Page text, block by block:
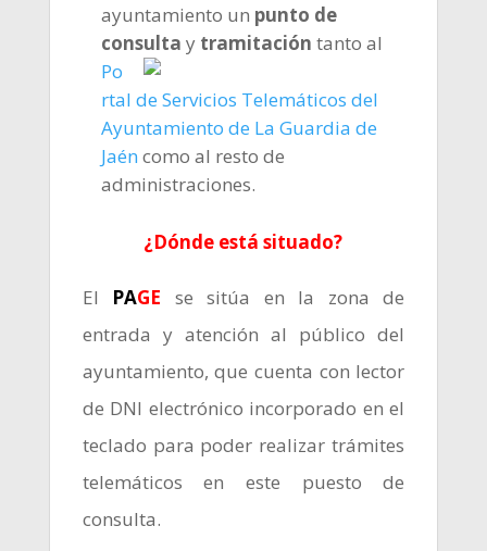
ayuntamiento un punto de
consulta y tramitación tanto al
Po
rtal de Servicios Telemáticos del
Ayuntamiento de La Guardia de
Jaén como al resto de
administraciones.
¿Dónde está situado?
El PAGE se sitúa en la zona de
entrada y atención al público del
ayuntamiento, que cuenta con lector
de DNI electrónico incorporado en el
teclado para poder realizar trámites
telemáticos en este puesto de
consulta.